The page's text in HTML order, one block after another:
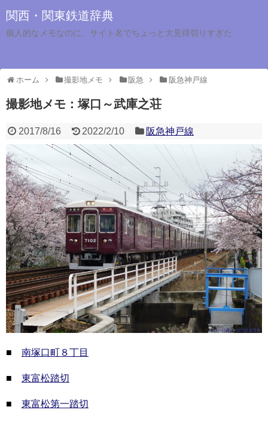
関西・関東鉄道辞典
個人的なメモなのに、サイト名でちょっと大見得切りすぎた
ホーム 撮影地メモ 阪急 阪急神戸線
撮影地メモ：塚口～武庫之荘
2017/8/16 2022/2/10 阪急神戸線
■ 南塚口町８丁目
■ 東富松踏切
■ 東富松第一踏切